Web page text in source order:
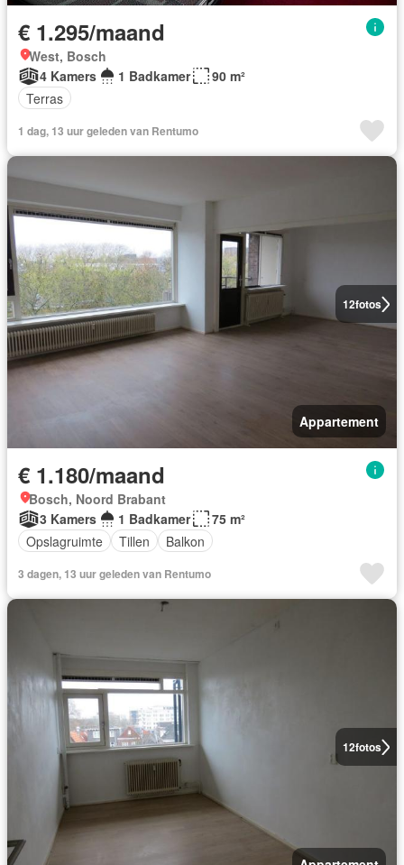
€ 1.295/maand
West, Bosch
4 Kamers
1 Badkamer
90 m²
Terras
1 dag, 13 uur geleden van Rentumo
12fotos
Appartement
€ 1.180/maand
Bosch, Noord Brabant
3 Kamers
1 Badkamer
75 m²
Opslagruimte
Tillen Balkon
3 dagen, 13 uur geleden van Rentumo
12fotos